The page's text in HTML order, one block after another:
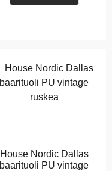
House Nordic Dallas
baarituoli PU vintage